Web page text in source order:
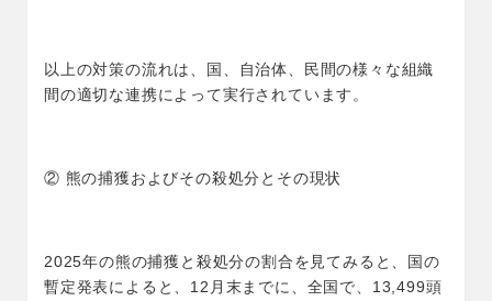
以上の対策の流れは、国、自治体、民間の様々な組織
間の適切な連携によって実行されています。
② 熊の捕獲およびその殺処分とその現状
2025年の熊の捕獲と殺処分の割合を見てみると、国の
暫定発表によると、12月末までに、全国で、13,499頭